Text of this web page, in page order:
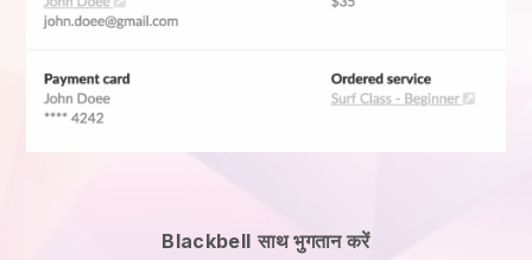
Blackbell साथ भुगतान करें